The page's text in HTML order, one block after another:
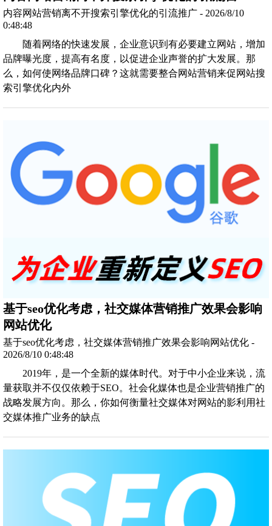
内容网站营销离不开搜索引擎优化的引流推广 - 2026/8/10
0:48:48
随着网络的快速发展，企业意识到有必要建立网站，增加
品牌曝光度，提高有名度，以促进企业声誉的扩大发展。那
么，如何使网络品牌口碑？这就需要整合网站营销来促网站搜
索引擎优化内外
基于seo优化考虑，社交媒体营销推广效果会影响
网站优化
基于seo优化考虑，社交媒体营销推广效果会影响网站优化 -
2026/8/10 0:48:48
2019年，是一个全新的媒体时代。对于中小企业来说，流
量获取并不仅仅依赖于SEO。社会化媒体也是企业营销推广的
战略发展方向。那么，你如何衡量社交媒体对网站的影利用社
交媒体推广业务的缺点